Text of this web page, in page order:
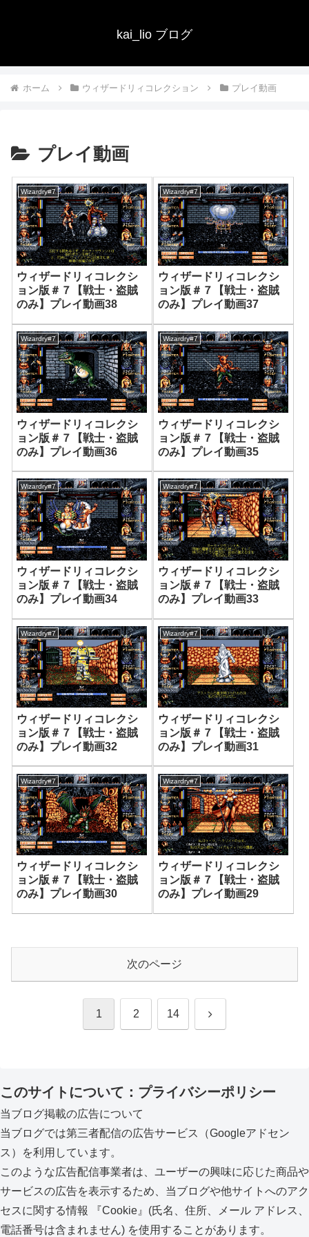
kai_lio ブログ
ホーム ウィザードリィコレクション プレイ動画
プレイ動画
Wizardry#7
ウィザードリィコレクシ
ョン版＃７【戦士・盗賊
のみ】プレイ動画38
Wizardry#7
ウィザードリィコレクシ
ョン版＃７【戦士・盗賊
のみ】プレイ動画37
Wizardry#7
ウィザードリィコレクシ
ョン版＃７【戦士・盗賊
のみ】プレイ動画36
Wizardry#7
ウィザードリィコレクシ
ョン版＃７【戦士・盗賊
のみ】プレイ動画35
Wizardry#7
ウィザードリィコレクシ
ョン版＃７【戦士・盗賊
のみ】プレイ動画34
Wizardry#7
ウィザードリィコレクシ
ョン版＃７【戦士・盗賊
のみ】プレイ動画33
Wizardry#7
ウィザードリィコレクシ
ョン版＃７【戦士・盗賊
のみ】プレイ動画32
Wizardry#7
ウィザードリィコレクシ
ョン版＃７【戦士・盗賊
のみ】プレイ動画31
Wizardry#7
ウィザードリィコレクシ
ョン版＃７【戦士・盗賊
のみ】プレイ動画30
Wizardry#7
ウィザードリィコレクシ
ョン版＃７【戦士・盗賊
のみ】プレイ動画29
次のページ
1 2 14 次
このサイトについて：プライバシーポリシー
当ブログ掲載の広告について
当ブログでは第三者配信の広告サービス（Googleアドセン
ス）を利用しています。
このような広告配信事業者は、ユーザーの興味に応じた商品や
サービスの広告を表示するため、当ブログや他サイトへのアク
セスに関する情報 『Cookie』(氏名、住所、メール アドレス、
電話番号は含まれません) を使用することがあります。